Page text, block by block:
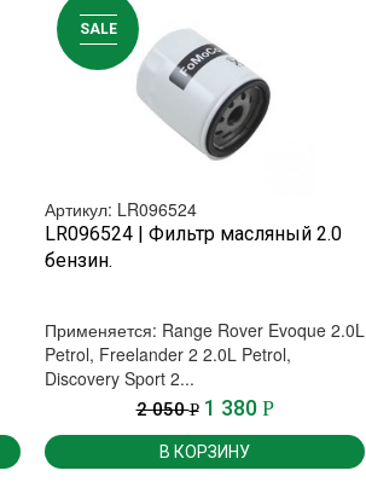
SALE
БЫСТРЫЙ ПРОСМОТР
Артикул: LR096524
LR096524 | Фильтр масляный 2.0
бензин.
Применяется: Range Rover Evoque 2.0L
Petrol, Freelander 2 2.0L Petrol,
Discovery Sport 2...
2 050Р 1 380 Р
В КОРЗИНУ